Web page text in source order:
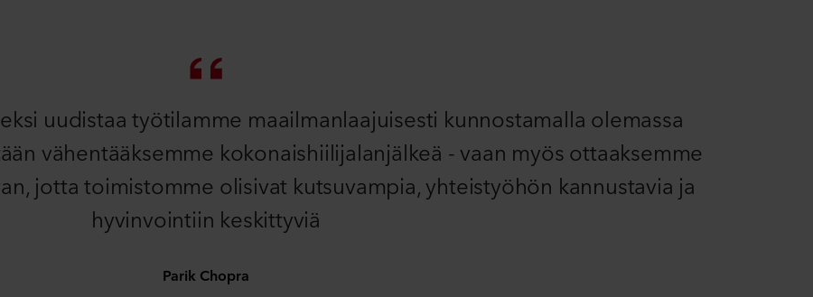
uudistaa työtilamme maailmanlaajuisesti kunnostamalla olemassa
vähentääksemme kokonaishiilijalanjälkeä - vaan myös ottaaksemme
jotta toimistomme olisivat kutsuvampia, yhteistyöhön kannustavia ja
hyvinvointiin keskittyviä
Parik Chopra